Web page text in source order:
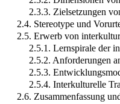
2.3.3. Zielsetzungen
2.4. Stereotype und
2.5. Erwerb von
2.5.1. Lernspirale der
2.5.2. Anforderungen
2.5.3.
2.5.4. Interkulturelle
2.6. Zusammenfassung